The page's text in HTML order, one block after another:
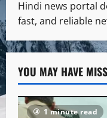
Hindi news portal
fast, and reliable
YOU MAY HAVE
1 minute read